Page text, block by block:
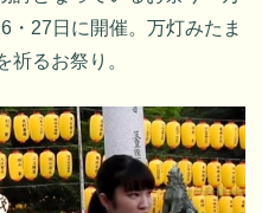
・27日に開催。万灯みたま
祈るお祭り。